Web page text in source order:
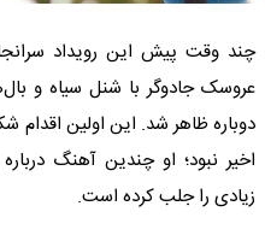
چند وقت پیش این رویداد
عروسک جادوگر با شنل سیاه و
دوباره ظاهر شد. این اولین اقدام
اخیر نبود؛ او چندین آهنگ
زیادی را جلب کرده است.